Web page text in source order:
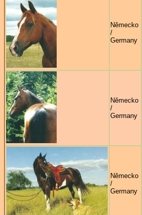
Německo
/
Germany
Německo
/
Germany
Německo
/
Germany